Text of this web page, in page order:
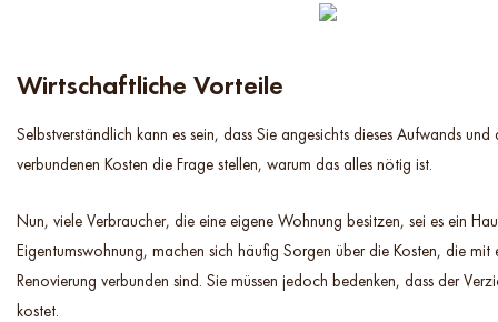
Wirtschaftliche Vorteile
Selbstverständlich kann es sein, dass Sie angesichts dieses Aufwands
verbundenen Kosten die Frage stellen, warum das alles nötig ist.
Nun, viele Verbraucher, die eine eigene Wohnung besitzen, sei es ein
Eigentumswohnung, machen sich häufig Sorgen über die Kosten, die mit
Renovierung verbunden sind. Sie müssen jedoch bedenken, dass der
kostet.